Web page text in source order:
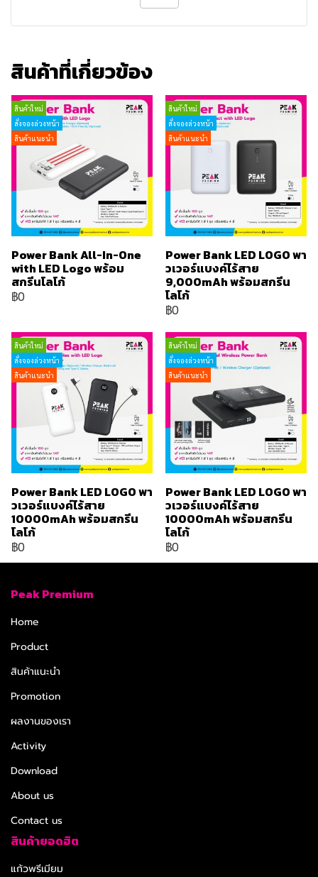
สินค้าที่เกี่ยวข้อง
สินค้าใหม่
สั่งจองล่วงหน้า
สินค้าแนะนำ
Power Bank All-In-One
with LED Logo พร้อม
สกรีนโลโก้
฿0
สินค้าใหม่
สั่งจองล่วงหน้า
สินค้าแนะนำ
Power Bank LED LOGO พา
วเวอร์แบงค์ไร้สาย
9,000mAh พร้อมสกรีน
โลโก้
฿0
สินค้าใหม่
สั่งจองล่วงหน้า
สินค้าแนะนำ
Power Bank LED LOGO พา
วเวอร์แบงค์ไร้สาย
10000mAh พร้อมสกรีน
โลโก้
฿0
สินค้าใหม่
สั่งจองล่วงหน้า
สินค้าแนะนำ
Power Bank LED LOGO พา
วเวอร์แบงค์ไร้สาย
10000mAh พร้อมสกรีน
โลโก้
฿0
Peak Premium
Home
Product
สินค้าแนะนำ
Promotion
ผลงานของเรา
Activity
Download
About us
Contact us
สินค้ายอดฮิต
แก้วพรีเมียม